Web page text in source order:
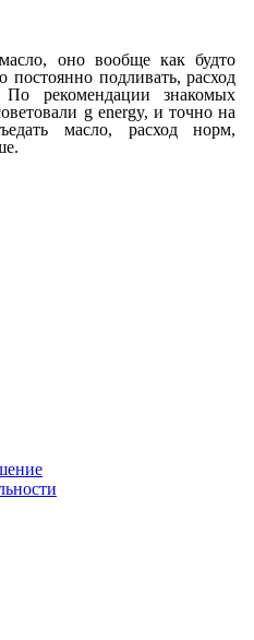
оно вообще как будто
постоянно подливать, расход
рекомендации знакомых
g energy, и точно на
масло, расход норм,